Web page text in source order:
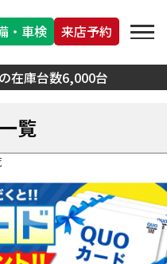
在庫台数6,000台
・車検 来店予約
覧